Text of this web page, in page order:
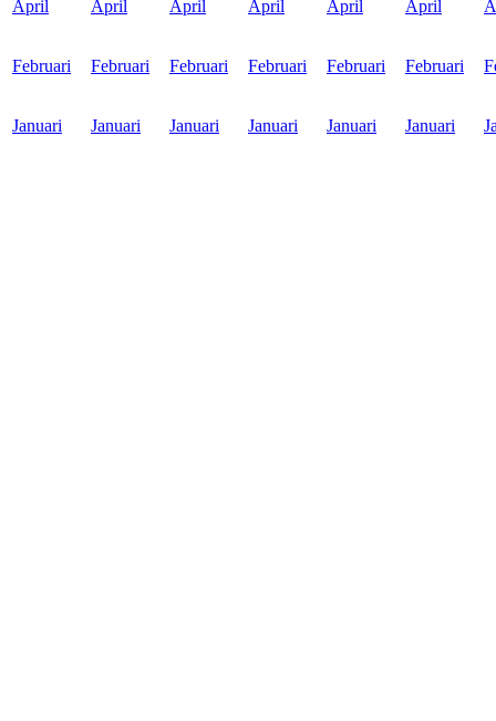
April April April April April April
Februari Februari Februari Februari Februari Februari
Januari Januari Januari Januari Januari Januari